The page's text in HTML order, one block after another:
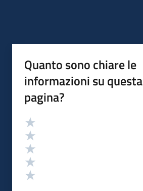
Quanto sono chiare le
informazioni su questa
pagina?
Valutazione